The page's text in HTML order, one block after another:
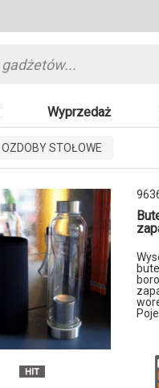
Wyprzedaż
OZDOBY STOŁOWE